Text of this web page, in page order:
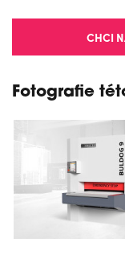
CHCI
Fotografie